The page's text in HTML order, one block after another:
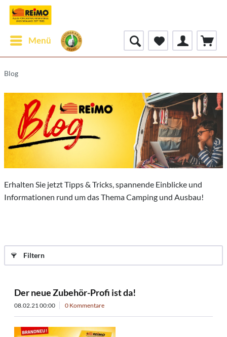
Menü
Blog
Erhalten Sie jetzt Tipps & Tricks, spannende Einblicke und
Informationen rund um das Thema Camping und Ausbau!
Filtern
Der neue Zubehör-Profi ist da!
08.02.21 00:00 0 Kommentare